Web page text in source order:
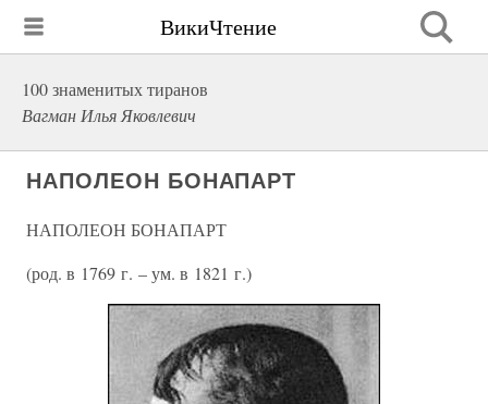
ВикиЧтение
100 знаменитых тиранов
Вагман Илья Яковлевич
НАПОЛЕОН БОНАПАРТ
НАПОЛЕОН БОНАПАРТ
(род. в 1769 г. – ум. в 1821 г.)